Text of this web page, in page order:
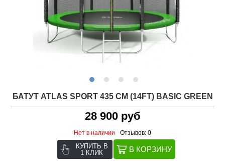
БАТУТ ATLAS SPORT 435 СМ (14FT) BASIC GREEN
28 900 руб
Нет в наличии Отзывов: 0
КУПИТЬ В
1 КЛИК